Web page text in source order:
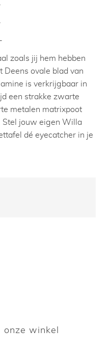
zoals jij hem hebben
ovale blad van
is verkrijgbaar in
een strakke zwarte
metalen matrixpoot
Stel jouw eigen Willa
dé eyecatcher in je
winkel